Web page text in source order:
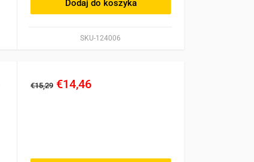
SKU-124006
Dodaj do koszyka
€15,29 €14,46